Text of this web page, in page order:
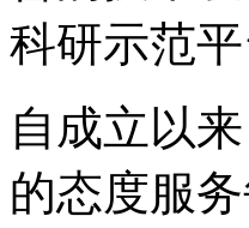
科研示范
自成立以
的态度服